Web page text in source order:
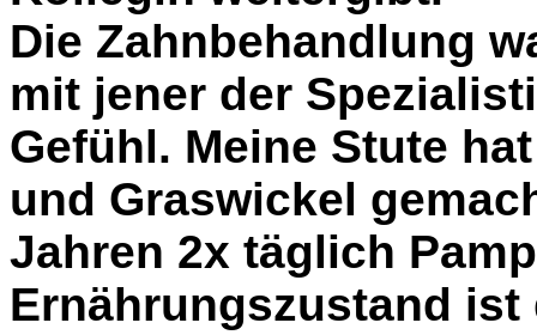
Die Zahnbehandlung
mit jener der
Gefühl. Meine Stute
und Graswickel
Jahren 2x täglich
Ernährungszustand